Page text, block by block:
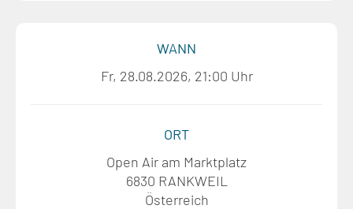
WANN
Fr, 28.08.2026, 21:00 Uhr
ORT
Open Air am Marktplatz
6830 RANKWEIL
Österreich